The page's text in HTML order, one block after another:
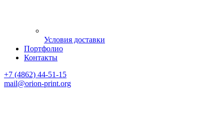
Условия доставки
Портфолио
Контакты
+7 (4862) 44-51-15
mail@orion-print.org